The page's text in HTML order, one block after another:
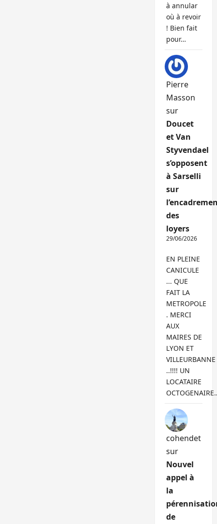
à annular
où à revoir
! Bien fait
pour…
Pierre
Masson
sur
Doucet
et Van
Styvendael
s’opposent
à Sarselli
sur
des
loyers
29/06/2026
EN PLEINE
CANICULE
... QUE
FAIT LA
METROPOLE
. MERCI
AUX
MAIRES DE
LYON ET
VILLEURBANNE
..!!!! UN
LOCATAIRE
cohendet
sur
Nouvel
appel à
la
de